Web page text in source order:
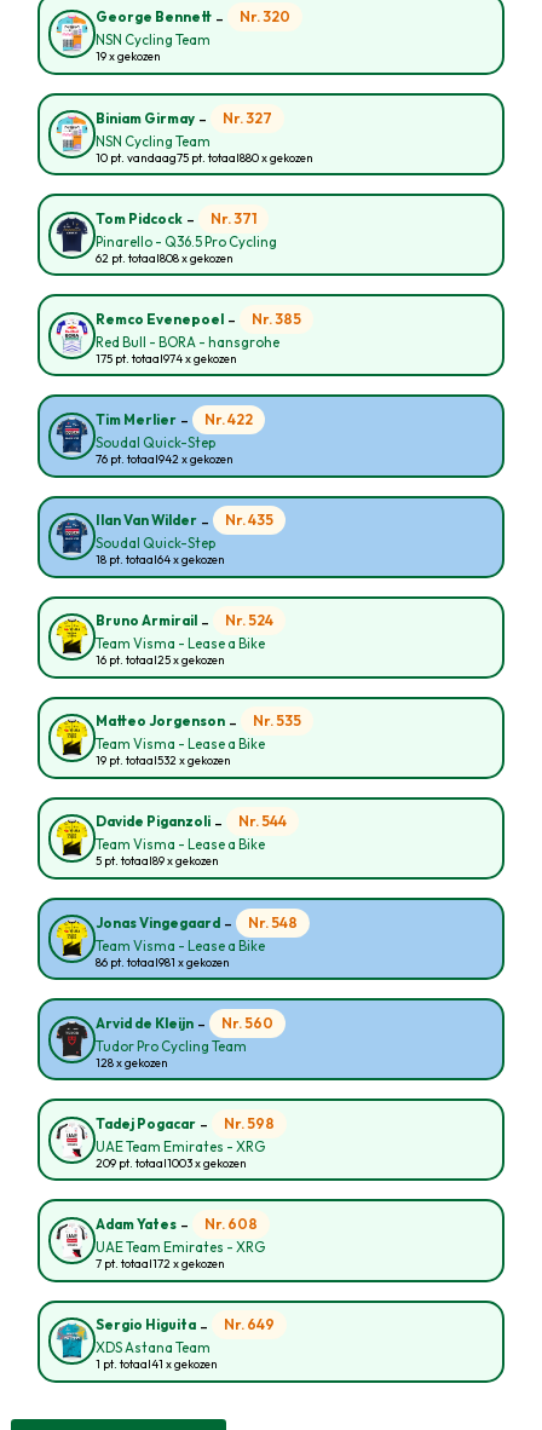
George Bennett - Nr. 320
NSN Cycling Team
19 x gekozen
Biniam Girmay - Nr. 327
NSN Cycling Team
10 pt. vandaag75 pt. totaal880 x gekozen
Tom Pidcock - Nr. 371
Pinarello - Q36.5 Pro Cycling
62 pt. totaal808 x gekozen
Remco Evenepoel - Nr. 385
Red Bull - BORA - hansgrohe
175 pt. totaal974 x gekozen
Tim Merlier - Nr. 422
Soudal Quick-Step
76 pt. totaal942 x gekozen
Ilan Van Wilder - Nr. 435
Soudal Quick-Step
18 pt. totaal64 x gekozen
Bruno Armirail - Nr. 524
Team Visma - Lease a Bike
16 pt. totaal25 x gekozen
Matteo Jorgenson - Nr. 535
Team Visma - Lease a Bike
19 pt. totaal532 x gekozen
Davide Piganzoli - Nr. 544
Team Visma - Lease a Bike
5 pt. totaal89 x gekozen
Jonas Vingegaard - Nr. 548
Team Visma - Lease a Bike
86 pt. totaal981 x gekozen
Arvid de Kleijn - Nr. 560
Tudor Pro Cycling Team
128 x gekozen
Tadej Pogacar - Nr. 598
UAE Team Emirates - XRG
209 pt. totaal1003 x gekozen
Adam Yates - Nr. 608
UAE Team Emirates - XRG
7 pt. totaal172 x gekozen
Sergio Higuita - Nr. 649
XDS Astana Team
1 pt. totaal41 x gekozen